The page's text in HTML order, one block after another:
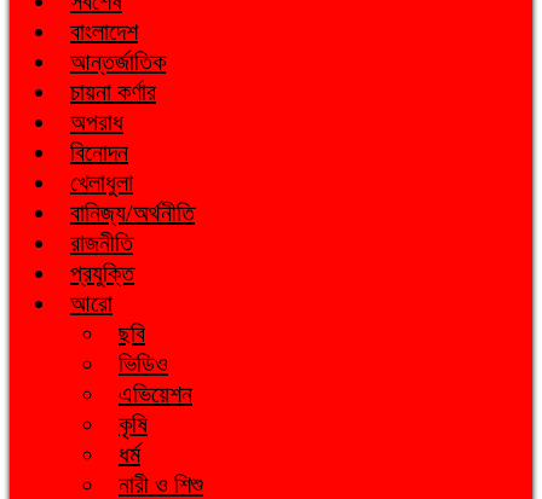
বাংলাদেশ
আন্তর্জাতিক
চায়না কর্ণার
অপরাধ
বিনোদন
খেলাধুলা
বানিজ্য/অর্থনীতি
রাজনীতি
প্রযুক্তি
আরো
ছবি
ভিডিও
এভিয়েশন
কৃষি
ধর্ম
নারী ও শিশু